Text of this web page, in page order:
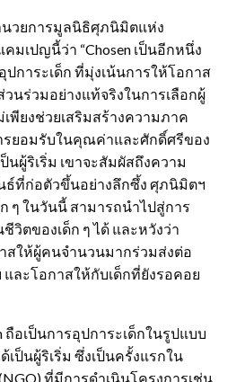
วยการมูลนิธิศุภนิมิตแห่ง
มเปญนี้ว่า “Chosen เป็นอีกหนึ่ง
การะเด็ก ที่มุ่งเน้นการให้โอกาส
วนร่วมอย่างแท้จริงในการเลือกผู้
เพียงช่วยเสริมสร้างความภาค
รยอมรับในคุณค่าและศักดิ์ศรีของ
นผู้ริเริ่ม เขาจะสัมผัสถึงความ
ที่ก่อตัวขึ้นอย่างลึกซึ้ง ศุภนิมิตฯ
ๆ ในวันนี้ สามารถนำไปสู่การ
วิตของเด็ก ๆ ได้ และหวังว่า
สให้ผู้คนจำนวนมากร่วมส่งต่อ
ละโอกาสให้กับเด็กที่ยังรอคอย
ถือเป็นการอุปการะเด็กในรูปแบบ
เป็นผู้ริเริ่ม ซึ่งเป็นครั้งแรกใน
ที่มีการดำเนินโครงการเช่น